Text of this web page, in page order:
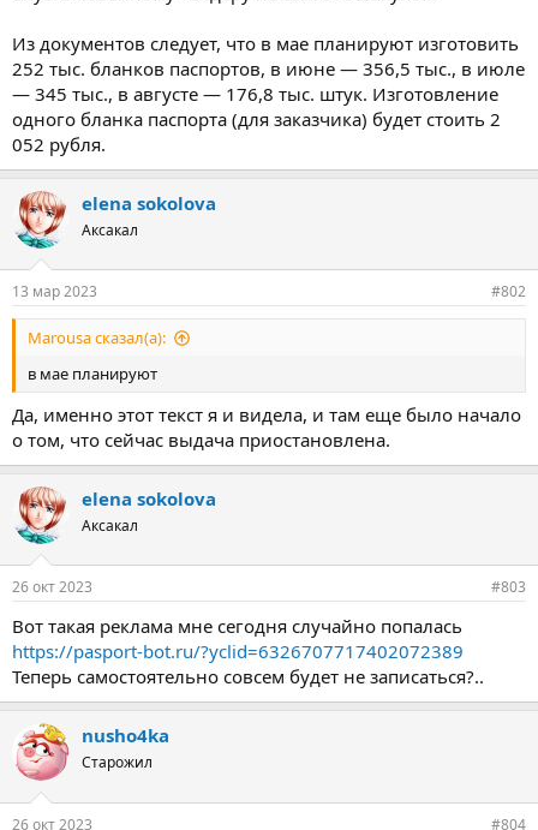
Из документов следует, что в мае планируют изготовить
252 тыс. бланков паспортов, в июне — 356,5 тыс., в июле
— 345 тыс., в августе — 176,8 тыс. штук. Изготовление
одного бланка паспорта (для заказчика) будет стоить 2
052 рубля.
elena sokolova
Аксакал
13 мар 2023 #802
Marousa сказал(а):
в мае планируют
Да, именно этот текст я и видела, и там еще было начало
о том, что сейчас выдача приостановлена.
elena sokolova
Аксакал
26 окт 2023 #803
Вот такая реклама мне сегодня случайно попалась
https://pasport-bot.ru/?yclid=6326707717402072389
Теперь самостоятельно совсем будет не записаться?..
nusho4ka
Старожил
26 окт 2023 #804